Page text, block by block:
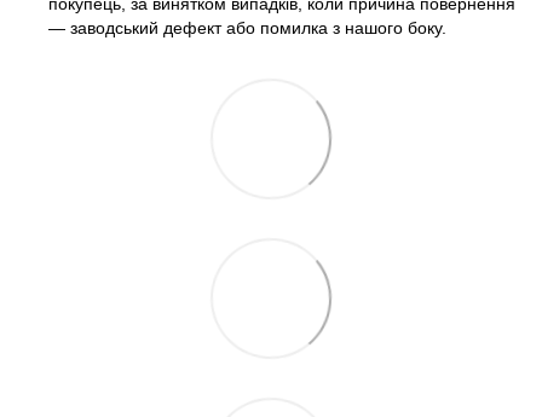
— заводський дефект або помилка з нашого боку.